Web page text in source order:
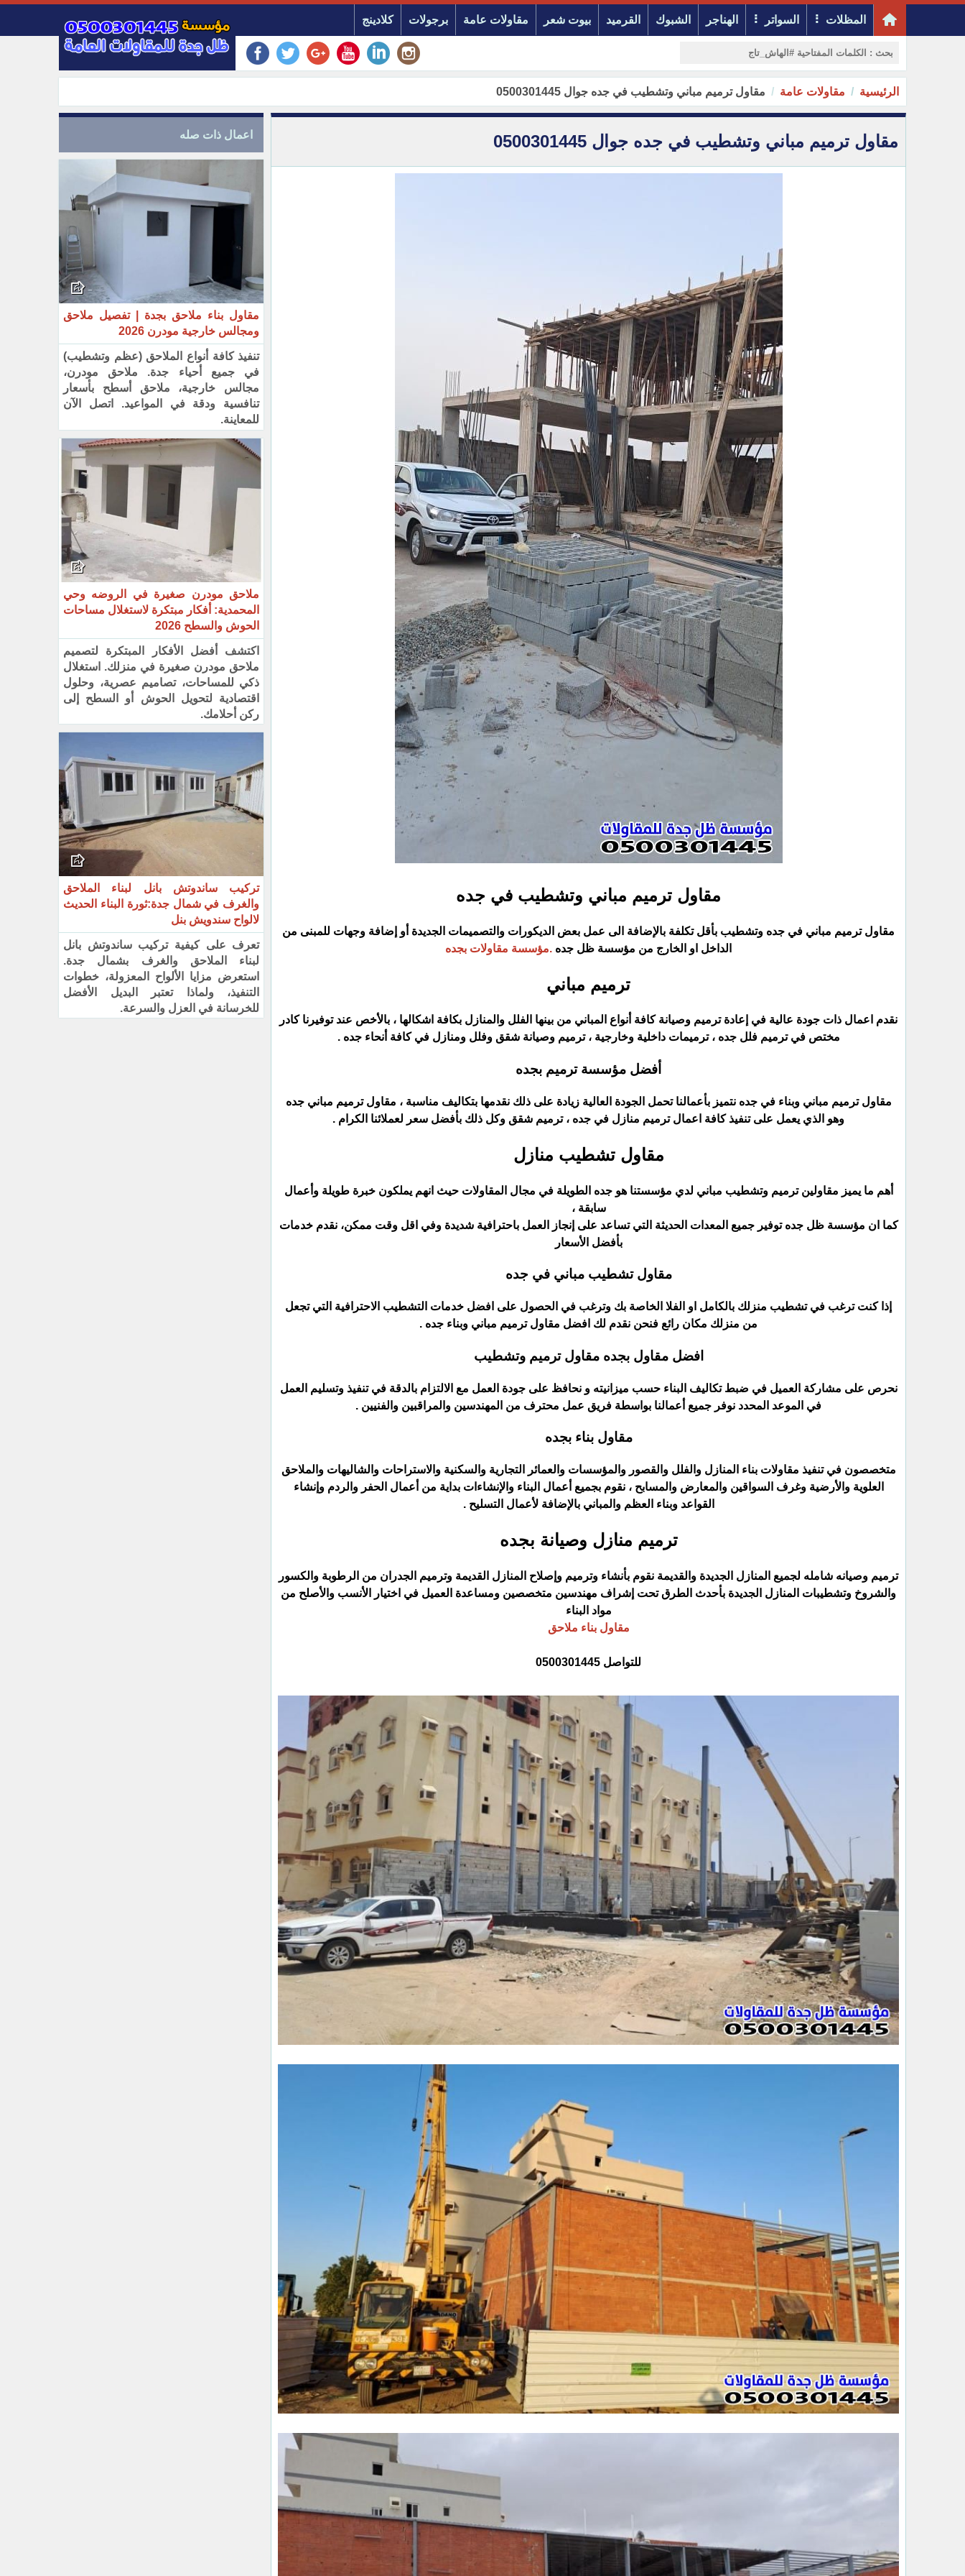
المظلات السواتر الهناجر الشبوك القرميد بيوت شعر مقاولات عامة برجولات كلادينج
الرئيسية مقاولات عامة مقاول ترميم مباني وتشطيب في جده جوال 0500301445
مقاول ترميم مباني وتشطيب في جده جوال 0500301445
مقاول ترميم مباني وتشطيب في جده
مقاول ترميم مباني في جده وتشطيب بأقل تكلفة بالإضافة الى عمل بعض الديكورات والتصميمات الجديدة أو إضافة وجهات للمبنى من
الداخل او الخارج من مؤسسة ظل جده .مؤسسة مقاولات بجده
ترميم مباني
نقدم اعمال ذات جودة عالية في إعادة ترميم وصيانة كافة أنواع المباني من بينها الفلل والمنازل بكافة اشكالها ، بالأخص عند توفيرنا كادر
مختص في ترميم فلل جده ، ترميمات داخلية وخارجية ، ترميم وصيانة شقق وفلل ومنازل في كافة أنحاء جده .
أفضل مؤسسة ترميم بجده
مقاول ترميم مباني وبناء في جده نتميز بأعمالنا تحمل الجودة العالية زيادة على ذلك نقدمها بتكاليف مناسبة ، مقاول ترميم مباني جده
وهو الذي يعمل على تنفيذ كافة اعمال ترميم منازل في جده ، ترميم شقق وكل ذلك بأفضل سعر لعملائنا الكرام .
مقاول تشطيب منازل
أهم ما يميز مقاولين ترميم وتشطيب مباني لدي مؤسستنا هو جده الطويلة في مجال المقاولات حيث انهم يملكون خبرة طويلة وأعمال
سابقة ،
كما ان مؤسسة ظل جده توفير جميع المعدات الحديثة التي تساعد على إنجاز العمل باحترافية شديدة وفي اقل وقت ممكن، نقدم خدمات
بأفضل الأسعار
مقاول تشطيب مباني في جده
إذا كنت ترغب في تشطيب منزلك بالكامل او الفلا الخاصة بك وترغب في الحصول على افضل خدمات التشطيب الاحترافية التي تجعل
من منزلك مكان رائع فنحن نقدم لك افضل مقاول ترميم مباني وبناء جده .
افضل مقاول بجده مقاول ترميم وتشطيب
نحرص على مشاركة العميل في ضبط تكاليف البناء حسب ميزانيته و نحافظ على جودة العمل مع الالتزام بالدقة في تنفيذ وتسليم العمل
في الموعد المحدد نوفر جميع أعمالنا بواسطة فريق عمل محترف من المهندسين والمراقبين والفنيين .‏
مقاول بناء بجده
متخصصون في تنفيذ مقاولات بناء المنازل والفلل والقصور والمؤسسات والعمائر التجارية والسكنية والاستراحات ‏والشاليهات والملاحق
العلوية والأرضية وغرف السواقين والمعارض والمسابح ، نقوم بجميع أعمال البناء والإنشاءات بداية من أعمال الحفر والردم وإنشاء
القواعد وبناء العظم والمباني بالإضافة لأعمال ‏التسليح .‏
ترميم منازل وصيانة بجده
ترميم وصيانه شامله لجميع المنازل الجديدة والقديمة نقوم بأنشاء وترميم وإصلاح المنازل القديمة وترميم الجدران من ‏الرطوبة والكسور
والشروخ وتشطيبات المنازل الجديدة بأحدث الطرق تحت إشراف مهندسين متخصصين ومساعدة ‏العميل في اختيار الأنسب والأصلح من
مواد البناء
مقاول بناء ملاحق
للتواصل 0500301445
اعمال ذات صله
مقاول بناء ملاحق بجدة | تفصيل ملاحق
ومجالس خارجية مودرن 2026
تنفيذ كافة أنواع الملاحق (عظم وتشطيب)
في جميع أحياء جدة. ملاحق مودرن،
مجالس خارجية، ملاحق أسطح بأسعار
تنافسية ودقة في المواعيد. اتصل الآن
للمعاينة.
ملاحق مودرن صغيرة في الروضه وحي
المحمدية: أفكار مبتكرة لاستغلال مساحات
الحوش والسطح 2026
اكتشف أفضل الأفكار المبتكرة لتصميم
ملاحق مودرن صغيرة في منزلك. استغلال
ذكي للمساحات، تصاميم عصرية، وحلول
اقتصادية لتحويل الحوش أو السطح إلى
ركن أحلامك.
تركيب ساندوتش بانل لبناء الملاحق
والغرف في شمال جدة:ثورة البناء الحديث
لالواح سندويش بنل
تعرف على كيفية تركيب ساندوتش بانل
لبناء الملاحق والغرف بشمال جدة.
استعرض مزايا الألواح المعزولة، خطوات
التنفيذ، ولماذا تعتبر البديل الأفضل
للخرسانة في العزل والسرعة.